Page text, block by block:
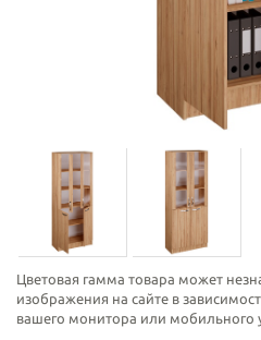
Цветовая гамма товара может
изображения на сайте в
вашего монитора или мобильного